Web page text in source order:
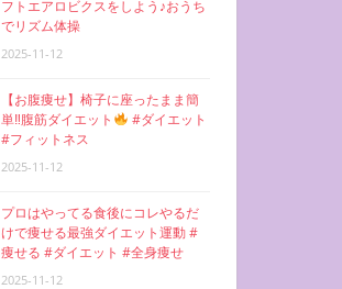
フトエアロビクスをしよう♪おうち
でリズム体操
2025-11-12
【お腹痩せ】椅子に座ったまま簡
単‼︎腹筋ダイエット
#ダイエット
#フィットネス
2025-11-12
プロはやってる食後にコレやるだ
けで痩せる最強ダイエット運動 #
痩せる #ダイエット #全身痩せ
2025-11-12